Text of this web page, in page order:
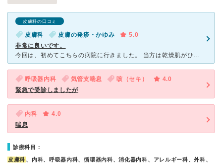
皮膚科の口コミ
皮膚科 皮膚の発疹・かゆみ
5.0
非常に良いです。
今回は、初めてこちらの病院に行きました。 当方は乾燥肌がひどく全身に広がった為に初診でいきましたが、こちらの先生が凄く私の話を聞いてくれます、乾燥肌で行ったつもりがかくれ喘息も発見しました、ビックリ
呼吸器内科 気管支喘息 咳（セキ）
4.0
緊急で受診しましたが
内科
4.0
喘息
診療科目：
皮膚科 、内科、呼吸器内科、循環器内科、消化器内科、アレルギー科、外科、